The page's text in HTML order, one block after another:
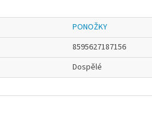
PONOŽKY
8595627187156
Dospělé